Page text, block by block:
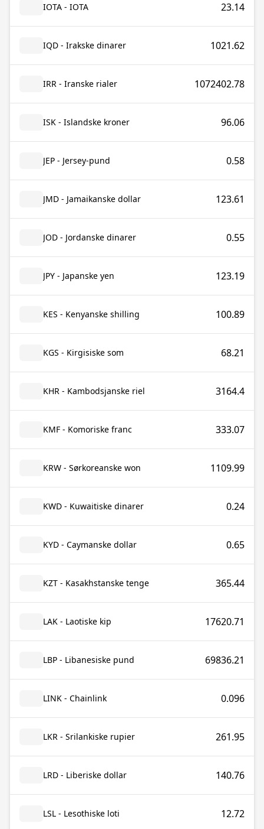
IOTA - IOTA 23.14
IQD - Irakske dinarer 1021.62
IRR - Iranske rialer 1072402.78
ISK - Islandske kroner 96.06
JEP - Jersey-pund 0.58
JMD - Jamaikanske dollar 123.61
JOD - Jordanske dinarer 0.55
JPY - Japanske yen 123.19
KES - Kenyanske shilling 100.89
KGS - Kirgisiske som 68.21
KHR - Kambodsjanske riel 3164.4
KMF - Komoriske franc 333.07
KRW - Sørkoreanske won 1109.99
KWD - Kuwaitiske dinarer 0.24
KYD - Caymanske dollar 0.65
KZT - Kasakhstanske tenge 365.44
LAK - Laotiske kip 17620.71
LBP - Libanesiske pund 69836.21
LINK - Chainlink 0.096
LKR - Srilankiske rupier 261.95
LRD - Liberiske dollar 140.76
LSL - Lesothiske loti 12.72